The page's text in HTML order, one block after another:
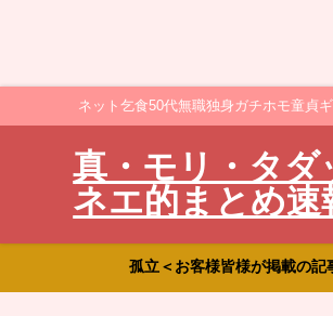
ネット乞食50代無職独身ガチホモ童貞
真・モリ・タダ
ネエ的まとめ速
孤立＜お客様皆様が掲載の記